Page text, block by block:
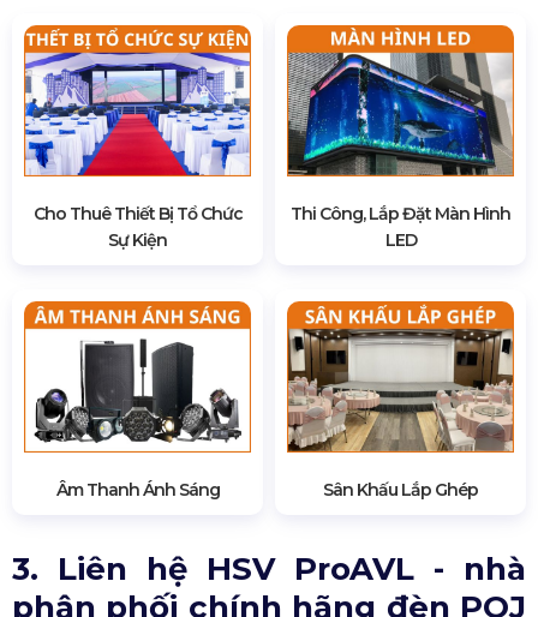
Cho Thuê Thiết Bị Tổ Chức
Sự Kiện
Thi Công, Lắp Đặt Màn Hình
LED
Âm Thanh Ánh Sáng Sân Khấu Lắp Ghép
3. Liên hệ HSV ProAVL - nhà
phân phối chính hãng đèn POJ